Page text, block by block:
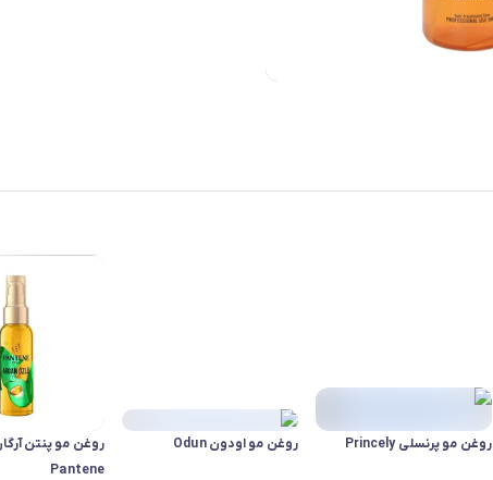
روغن مو پرنسلی Princely روغن مو اودون Odun
Pantene